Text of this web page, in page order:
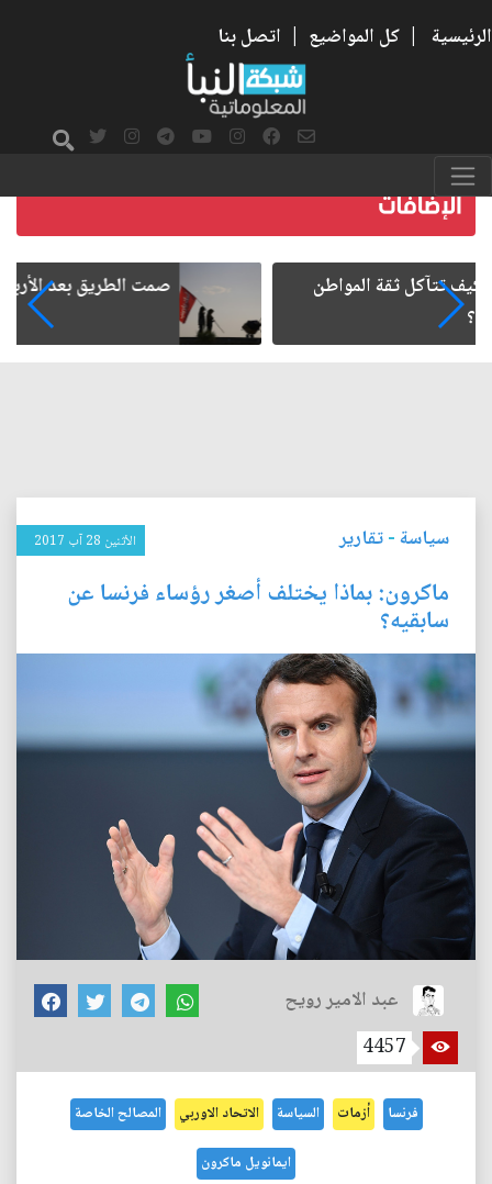
الرئيسية | كل المواضيع | اتصل بنا
صمت الطريق بعد الأربعين
سياسة-تقارير الأثنين 28 آب 2017
ماكرون: بماذا يختلف أصغر رؤساء فرنسا عن
سابقيه؟
عبد الامير رويح
4457
فرنسا أزمات السياسة الاتحاد الاوربي المصالح الخاصة
ايمانويل ماكرون